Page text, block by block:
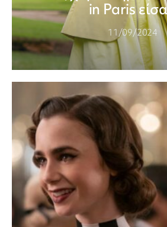
in Paris
11/09/2024